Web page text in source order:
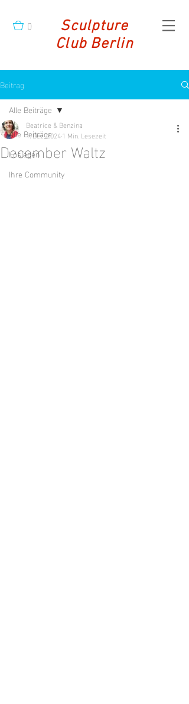
0
Sculpture
Club Berlin
Beitrag
Alle Beiträge
Loslegen
Ihre Community
Alle Beiträge
December Waltz
Beatrice & Benzina
1. Dez. 20241 Min. Lesezeit